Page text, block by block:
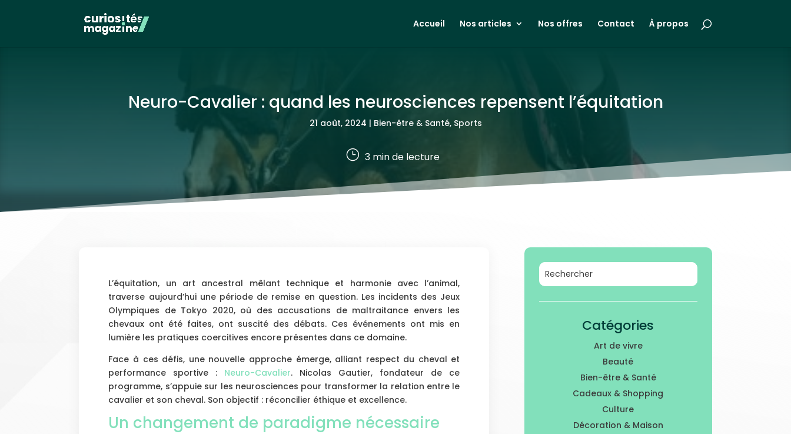
Accueil Nos articles Nos offres Contact À propos
Neuro-Cavalier : quand les neurosciences repensent l’équitation
21 août, 2024 | Bien-être & Santé, Sports
} 3 min de lecture
L’équitation, un art ancestral mêlant technique et harmonie avec l’animal,
traverse aujourd’hui une période de remise en question. Les incidents des Jeux
Olympiques de Tokyo 2020, où des accusations de maltraitance envers les
chevaux ont été faites, ont suscité des débats. Ces événements ont mis en
lumière les pratiques coercitives encore présentes dans ce domaine.
Face à ces défis, une nouvelle approche émerge, alliant respect du cheval et
performance sportive : Neuro-Cavalier. Nicolas Gautier, fondateur de ce
programme, s’appuie sur les neurosciences pour transformer la relation entre le
cavalier et son cheval. Son objectif : réconcilier éthique et excellence.
Un changement de paradigme nécessaire
Catégories
Art de vivre
Beauté
Bien-être & Santé
Cadeaux & Shopping
Culture
Décoration & Maison